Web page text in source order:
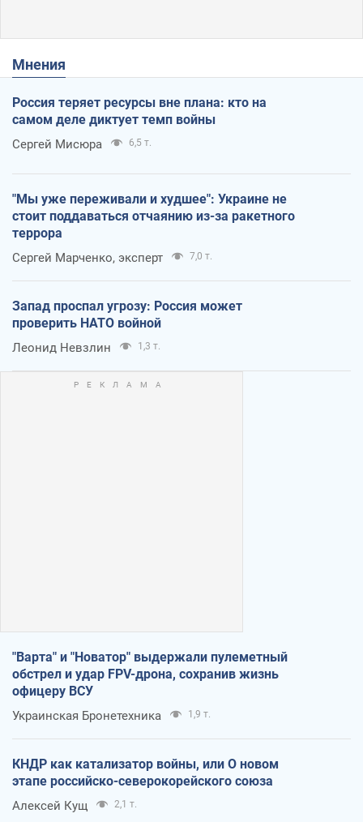
Мнения
Россия теряет ресурсы вне плана: кто на
самом деле диктует темп войны
Сергей Мисюра 6,5 т.
"Мы уже переживали и худшее": Украине не
стоит поддаваться отчаянию из-за ракетного
террора
Сергей Марченко, эксперт 7,0 т.
Запад проспал угрозу: Россия может
проверить НАТО войной
Леонид Невзлин 1,3 т.
"Варта" и "Новатор" выдержали пулеметный
обстрел и удар FPV-дрона, сохранив жизнь
офицеру ВСУ
Украинская Бронетехника 1,9 т.
КНДР как катализатор войны, или О новом
этапе российско-северокорейского союза
Алексей Кущ 2,1 т.